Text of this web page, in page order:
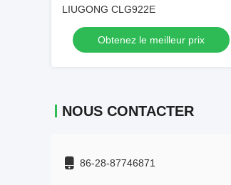
LIUGONG CLG922E
Obtenez le meilleur prix
NOUS CONTACTER
86-28-87746871